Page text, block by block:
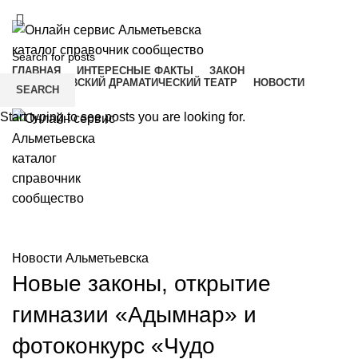
ГЛАВНАЯ ИНТЕРЕСНЫЕ ФАКТЫ
ЗАКОН
АЛЬМЕТЬЕВСКИЙ ДРАМАТИЧЕСКИЙ ТЕАТР
НОВОСТИ
Новости Альметьевска
Новые законы, открытие
гимназии «Адымнар» и
фотоконкурс «Чудо
SEARCH
Start typing to see posts you are looking for.